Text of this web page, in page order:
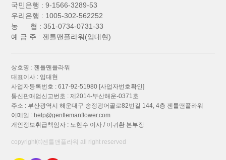
국민은행 : 9-1566-3289-53
우리은행 : 1005-302-562252
농 협 : 351-0734-0731-33
예 금 주 : 젠틀맨플라워(임대현)
상호명 : 젠틀맨플라워
대표이사 : 임대현
사업자등록번호 : 617-92-51980 [사업자번호확인]
통신판매업신고번호 : 제2014-부산해운-0371호
주소 : 부산광역시 해운대구 송정광어골로82번길 144, 4층 젠틀맨플라워
이메일 :help@gentlemanflower.com
개인정보취급책임자 : 노현수 이사 / 이귀환 본부장
copyright⒞젠틀맨플라워 all right reserved